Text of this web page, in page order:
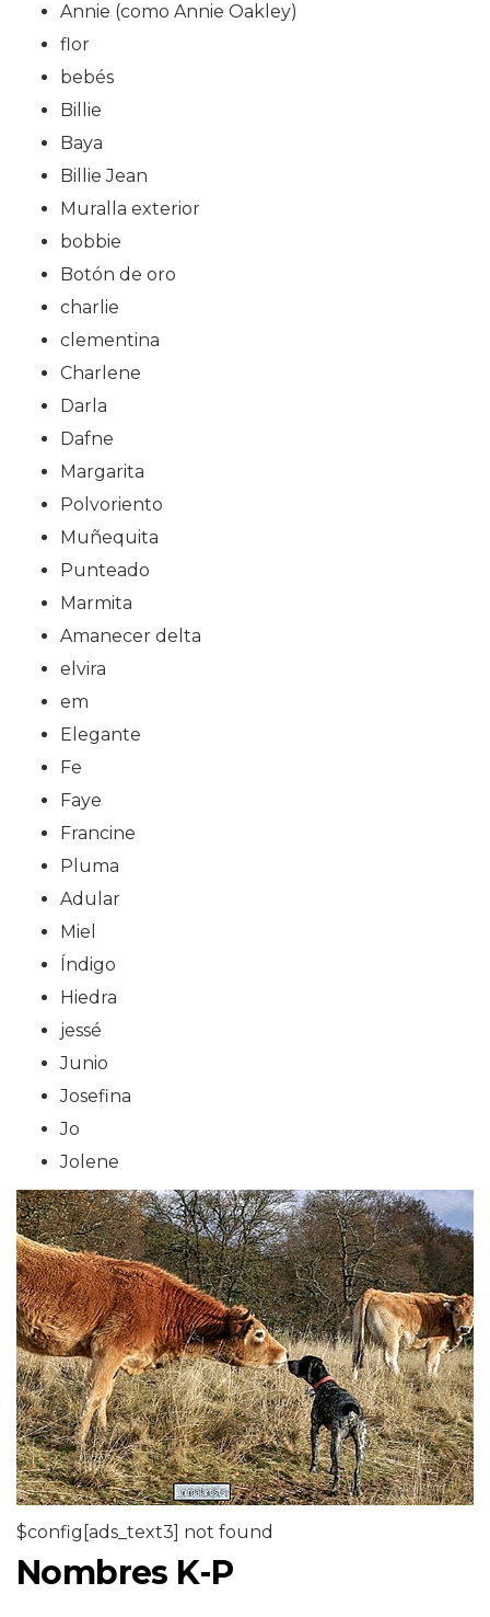
Annie (como Annie Oakley)
flor
bebés
Billie
Baya
Billie Jean
Muralla exterior
bobbie
Botón de oro
charlie
clementina
Charlene
Darla
Dafne
Margarita
Polvoriento
Muñequita
Punteado
Marmita
Amanecer delta
elvira
em
Elegante
Fe
Faye
Francine
Pluma
Adular
Miel
Índigo
Hiedra
jessé
Junio
Josefina
Jo
Jolene
$config[ads_text3] not found
Nombres K-P